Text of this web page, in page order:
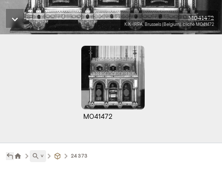
M041472
KIK-IRPA, Brussels (Belgium), cliché M041472
M041472
˅ 24373